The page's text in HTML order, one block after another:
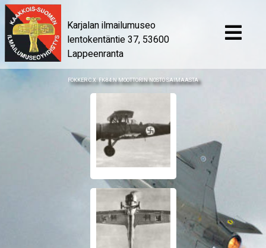
Karjalan ilmailumuseo
lentokentäntie 37, 53600
Lappeenranta
FOKKER C.X. FK-84:N MOOTTORIN NOSTO SAIMAASTA